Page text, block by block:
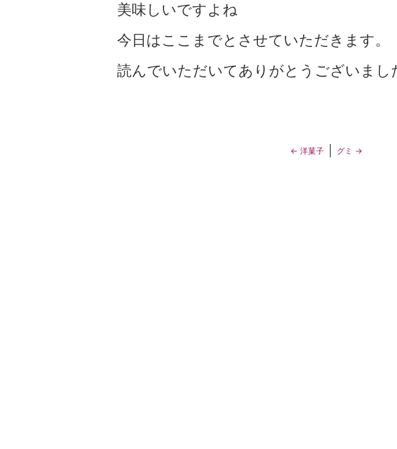
美味しいですよね
今日はここまでとさせていただきます。
読んでいただいてありがとうございまし
← 洋菓子 グミ →